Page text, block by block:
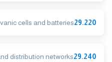
29.220
cells and batteries
29.240
distribution networks